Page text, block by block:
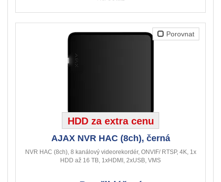
Porovnat
HDD za extra cenu
AJAX NVR HAC (8ch), černá
NVR HAC (8ch), 8 kanálový videorekordér, ONVIF/ RTSP, 4K, 1x
HDD až 16 TB, 1xHDMI, 2xUSB, VMS